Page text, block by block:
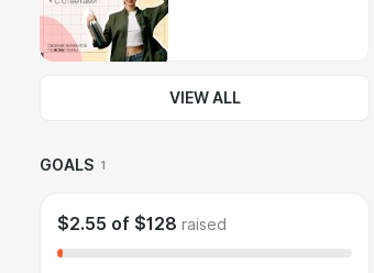
VIEW ALL
GOALS 1
$2.55 of $128 raised